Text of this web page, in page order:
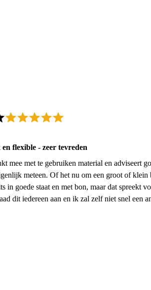
flexible - zeer tevreden
mee met te gebruiken material en adviseert
meteen. Of het nu om een groot of
in goede staat en met bon, maar dat spreekt
dit iedereen aan en ik zal zelf niet snel een